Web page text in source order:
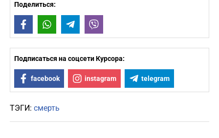
Поделиться:
FacebookWhatsAppTelegram
Подписаться на соцсети Курсора:
facebook instagram telegram
ТЭГИ: смерть